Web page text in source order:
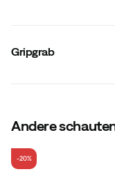
Gripgrab
Andere
-20%